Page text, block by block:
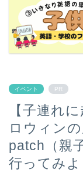
イベント PR
【子連れ
ロウィン
patch（親
行ってみよ